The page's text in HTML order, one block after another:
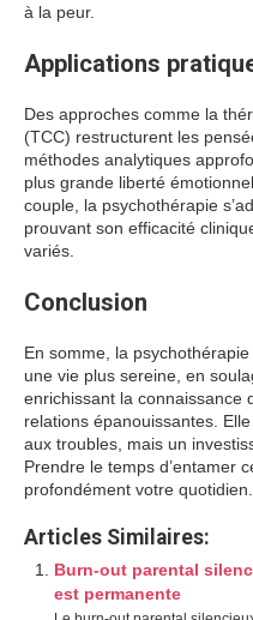
à la peur.
Applications
Des approches comme la
(TCC) restructurent les
méthodes analytiques
plus grande liberté
couple, la psychothérapie
prouvant son efficacité
variés.
Conclusion
En somme, la
une vie plus sereine, en
enrichissant la connaissance
relations épanouissantes.
aux troubles, mais un
Prendre le temps d’entamer
profondément votre quotidien.
Articles Similaires:
Burn-out parental
est permanente